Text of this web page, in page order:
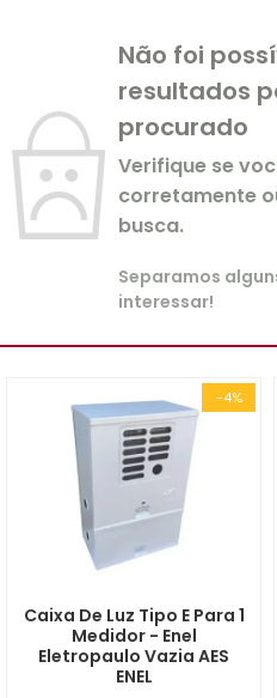
Não foi
resultados
procurado
Verifique se
corretamente
busca.
Separamos
interessar!
-4%
Caixa De Luz Tipo E Para 1
Medidor - Enel
Eletropaulo Vazia AES
ENEL